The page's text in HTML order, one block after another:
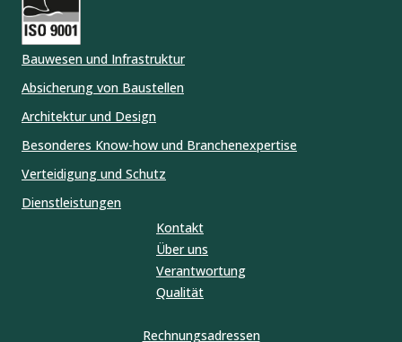
Bauwesen und Infrastruktur
Absicherung von Baustellen
Architektur und Design
Besonderes Know-how und Branchenexpertise
Verteidigung und Schutz
Dienstleistungen
Kontakt
Über uns
Verantwortung
Qualität
Rechnungsadressen